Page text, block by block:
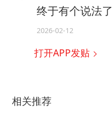
终于有个说法了
2026-02-12
打开APP发贴
相关推荐